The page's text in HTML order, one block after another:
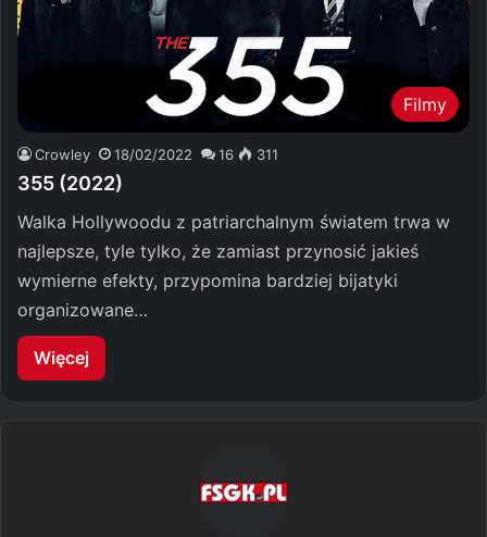
Filmy
Crowley 18/02/2022 16 311
355 (2022)
Walka Hollywoodu z patriarchalnym światem trwa w
najlepsze, tyle tylko, że zamiast przynosić jakieś
wymierne efekty, przypomina bardziej bijatyki
organizowane…
Więcej